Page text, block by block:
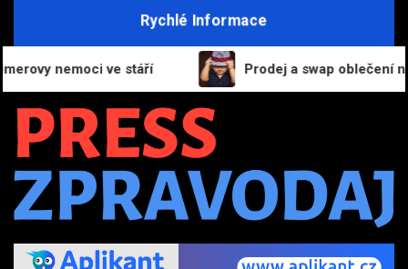
Rychlé Informace
nemoci ve stáří Prodej a swap oblečení na
PRESS-ZPRAVODAJ.CZ
Informační portál | Press zpravodajství